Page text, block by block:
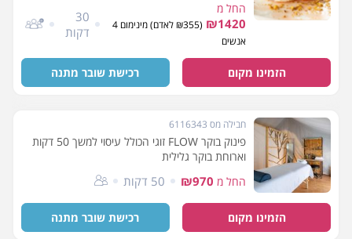
החל מ
₪1420
(₪355 לאדם) מינימום 4
אנשים
30
דקות
הזמינו מקום רכישת שובר מתנה
חבילה מס 6116343
פינוק בוקר FLOW זוגי הכולל עיסוי למשך 50 דקות
וארוחת בוקר גלילית
החל מ ₪970 50 דקות
הזמינו מקום רכישת שובר מתנה